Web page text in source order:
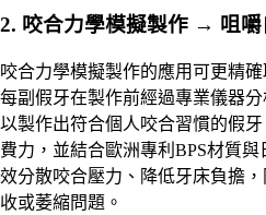
2. 咬合力學模擬製作 → 咀
咬合力學模擬製作的應用可更精
每副假牙在製作前經過專業儀器
以製作出符合個人咬合習慣的假
費力，並結合歐洲專利BPS材質
效分散咬合壓力、降低牙床負擔
收或萎縮問題。